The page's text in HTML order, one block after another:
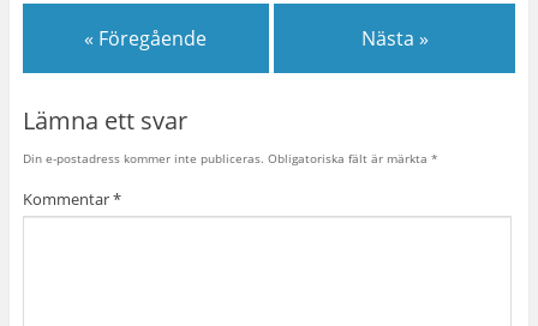
« Föregående Nästa »
Lämna ett svar
Din e-postadress kommer inte publiceras. Obligatoriska fält är märkta *
Kommentar*